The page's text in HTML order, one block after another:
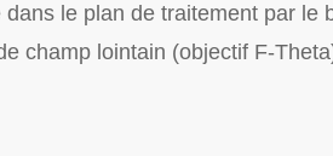
dans le plan de traitement par le
champ lointain (objectif F-